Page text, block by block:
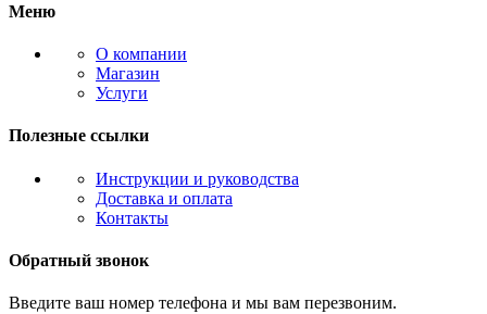
Меню
О компании
Магазин
Услуги
Полезные ссылки
Инструкции и руководства
Доставка и оплата
Контакты
Обратный звонок
Введите ваш номер телефона и мы вам перезвоним.